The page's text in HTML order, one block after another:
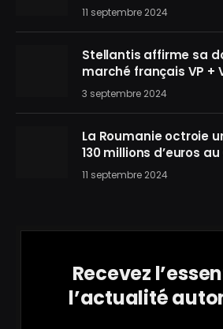
11 septembre 2024
Stellantis affirme sa
marché français VP +
3 septembre 2024
La Roumanie octroie
130 millions d’euros
11 septembre 2024
Recevez
l’actualité